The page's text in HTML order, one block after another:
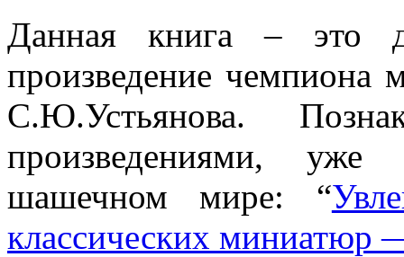
Данная книга – это
произведение
С.Ю.Устьянова.
произведениями, уже
шашечном мире: “
классических миниатюр